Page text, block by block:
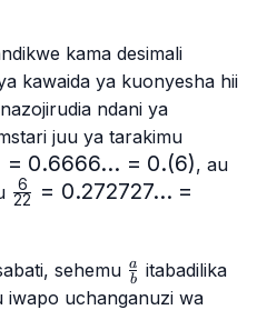
kama desimali
kawaida ya kuonyesha hii
ndani ya
juu ya tarakimu
= 0.(6)
= 0.6666... = 0.(6), au
\frac{6}
22
6 = 0.272727... =
sehemu \frac{a}
{b}
b
a
itabadilika
iwapo uchanganuzi wa